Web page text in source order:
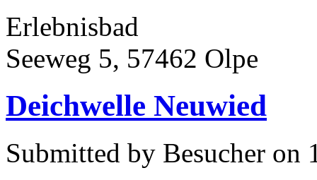
Erlebnisbad
Seeweg 5, 57462 Olpe
Deichwelle Neuwied
Submitted by Besucher on